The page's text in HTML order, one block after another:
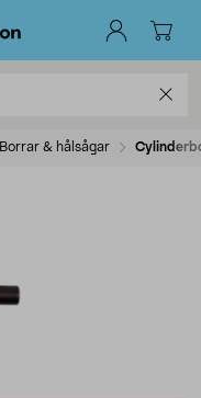
Borrar & hålsågar